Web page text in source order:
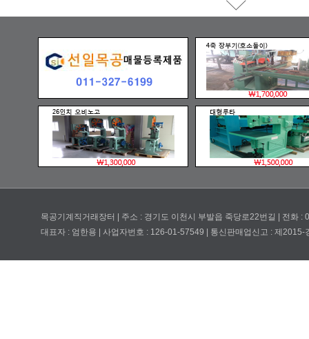
목공기계직거래장터 | 주소 : 경기도 이천시 부발읍 죽당로22번길 | 전
대표자 : 엄한용 | 사업자번호 : 126-01-57549 | 통신판매업신고 : 제2015-